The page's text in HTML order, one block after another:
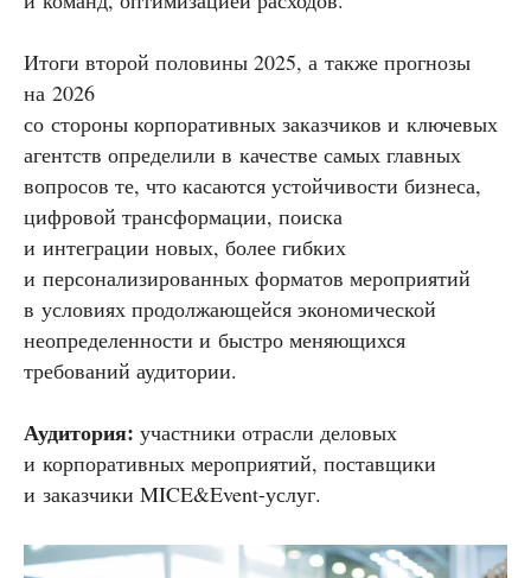
Итоги второй половины 2025, а также прогнозы
на 2026
со стороны корпоративных заказчиков и ключевых
агентств определили в качестве самых главных
вопросов те, что касаются устойчивости бизнеса,
цифровой трансформации, поиска
и интеграции новых, более гибких
и персонализированных форматов мероприятий
в условиях продолжающейся экономической
неопределенности и быстро меняющихся
требований аудитории.
Аудитория: участники отрасли деловых
и корпоративных мероприятий, поставщики
и заказчики MICE&Event-услуг.